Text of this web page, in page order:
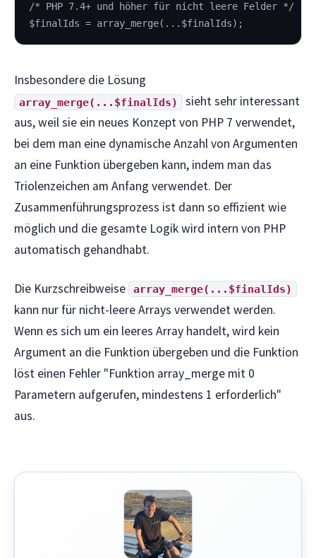
/* PHP 7.4+ und höher für nicht leere Felder */
$finalIds = array_merge(...$finalIds);
Insbesondere die Lösung
array_merge(...$finalIds)
sieht sehr interessant
aus, weil sie ein neues Konzept von PHP 7 verwendet,
bei dem man eine dynamische Anzahl von Argumenten
an eine Funktion übergeben kann, indem man das
Triolenzeichen am Anfang verwendet. Der
Zusammenführungsprozess ist dann so effizient wie
möglich und die gesamte Logik wird intern von PHP
automatisch gehandhabt.
Die Kurzschreibweise array_merge(...$finalIds)
kann nur für nicht-leere Arrays verwendet werden.
Wenn es sich um ein leeres Array handelt, wird kein
Argument an die Funktion übergeben und die Funktion
löst einen Fehler "Funktion array_merge mit 0
Parametern aufgerufen, mindestens 1 erforderlich"
aus.